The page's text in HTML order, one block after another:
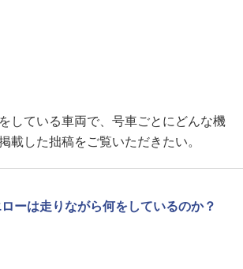
している車両で、号車ごとにどんな機
載した拙稿をご覧いただきたい。
ローは走りながら何をしているのか？